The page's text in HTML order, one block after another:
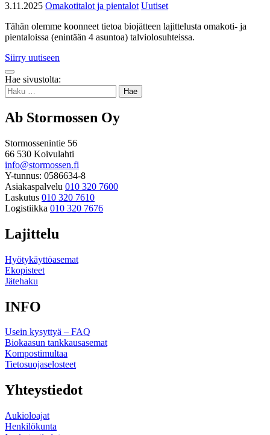
3.11.2025 Omakotitalot ja pientalot Uutiset
Tähän olemme koonneet tietoa biojätteen lajittelusta omakoti- ja
pientaloissa (enintään 4 asuntoa) talviolosuhteissa.
Siirry uutiseen
Takaisin
ylös
Hae sivustolta:
Haku:
Ab Stormossen Oy
Stormossenintie 56
66 530 Koivulahti
info@stormossen.fi
Y-tunnus: 0586634-8
Asiakaspalvelu 010 320 7600
Laskutus 010 320 7610
Logistiikka 010 320 7676
Lajittelu
Hyötykäyttöasemat
Ekopisteet
Jätehaku
INFO
Usein kysyttyä – FAQ
Biokaasun tankkausasemat
Kompostimultaa
Tietosuojaselosteet
Yhteystiedot
Aukioloajat
Henkilökunta